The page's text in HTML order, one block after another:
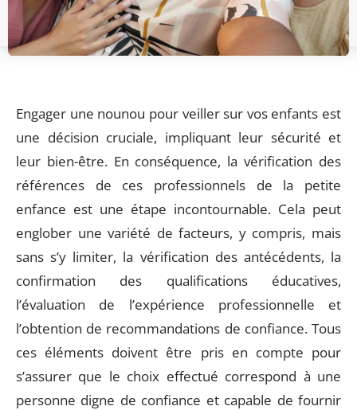
Engager une nounou pour veiller sur vos enfants est
une décision cruciale, impliquant leur sécurité et
leur bien-être. En conséquence, la vérification des
références de ces professionnels de la petite
enfance est une étape incontournable. Cela peut
englober une variété de facteurs, y compris, mais
sans s’y limiter, la vérification des antécédents, la
confirmation des qualifications éducatives,
l’évaluation de l’expérience professionnelle et
l’obtention de recommandations de confiance. Tous
ces éléments doivent être pris en compte pour
s’assurer que le choix effectué correspond à une
personne digne de confiance et capable de fournir